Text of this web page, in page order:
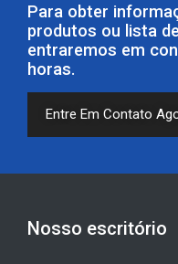
Para obter
produtos ou lista
entraremos em
horas.
Entre Em Contato
Nosso escritório